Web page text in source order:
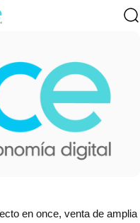
Argentina de
en once, venta de amplia